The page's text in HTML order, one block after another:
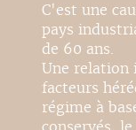
C'est une
pays
de 60 ans.
Une relation
facteurs
régime à